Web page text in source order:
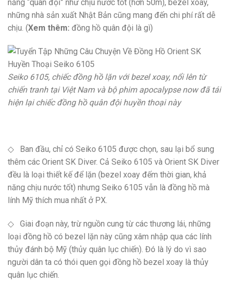
năng “quân đội” như chịu nước tốt (hơn 50m), bezel xoay,
những nhà sản xuất Nhật Bản cũng mang đến chi phí rất dễ
chịu. (Xem thêm: đồng hồ quân đội là gì)
Seiko 6105, chiếc đồng hồ lặn với bezel xoay, nổi lên từ
chiến tranh tại Việt Nam và bộ phim apocalypse now đã tái
hiện lại chiếc đồng hồ quân đội huyền thoại này
◇ Ban đầu, chỉ có Seiko 6105 được chọn, sau lại bổ sung
thêm các Orient SK Diver. Cả Seiko 6105 và Orient SK Diver
đều là loại thiết kế để lặn (bezel xoay đếm thời gian, khả
năng chịu nước tốt) nhưng Seiko 6105 vẫn là đồng hồ mà
lính Mỹ thích mua nhất ở PX.
◇ Giai đoạn này, trừ nguồn cung từ các thương lái, những
loại đồng hồ có bezel lặn này cũng xâm nhập qua các lính
thủy đánh bộ Mỹ (thủy quân lục chiến). Đó là lý do vì sao
người dân ta có thói quen gọi đồng hồ bezel xoay là thủy
quân lục chiến.